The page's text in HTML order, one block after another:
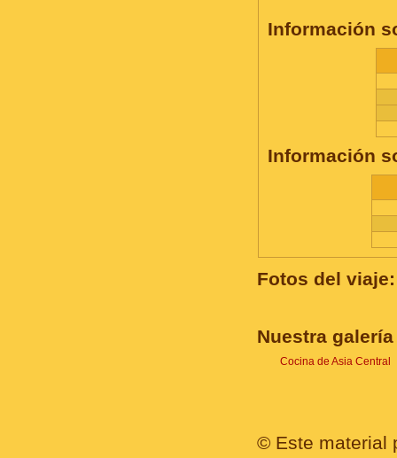
Información
Información
Fotos del viaje:
Nuestra
Cocina de Asia Central
© Este material